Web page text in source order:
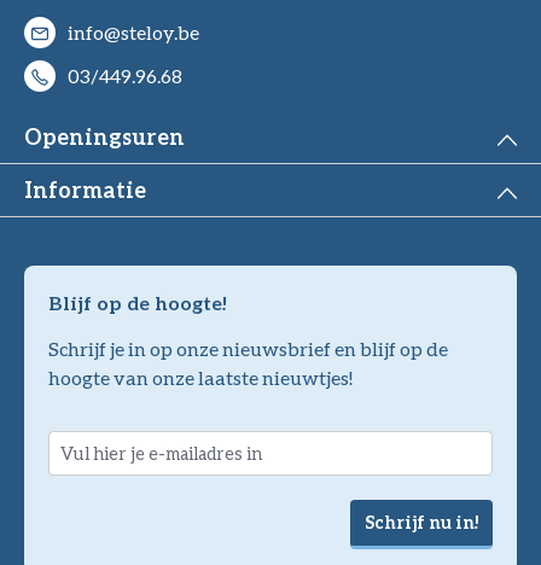
info@steloy.be
03/449.96.68
Openingsuren
Informatie
Blijf op de hoogte!
Schrijf je in op onze nieuwsbrief en blijf op de
hoogte van onze laatste nieuwtjes!
Schrijf nu in!